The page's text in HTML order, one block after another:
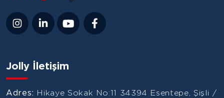
Jolly İletişim
Adres: Hikaye Sokak No:11 34394 Esentepe, Şişli /